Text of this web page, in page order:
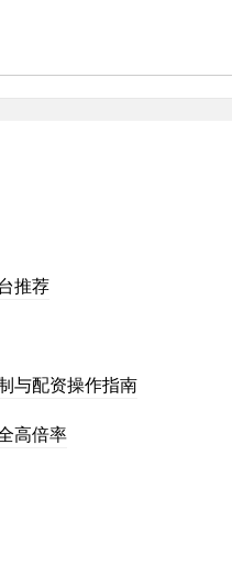
推荐
与配资操作指南
高倍率